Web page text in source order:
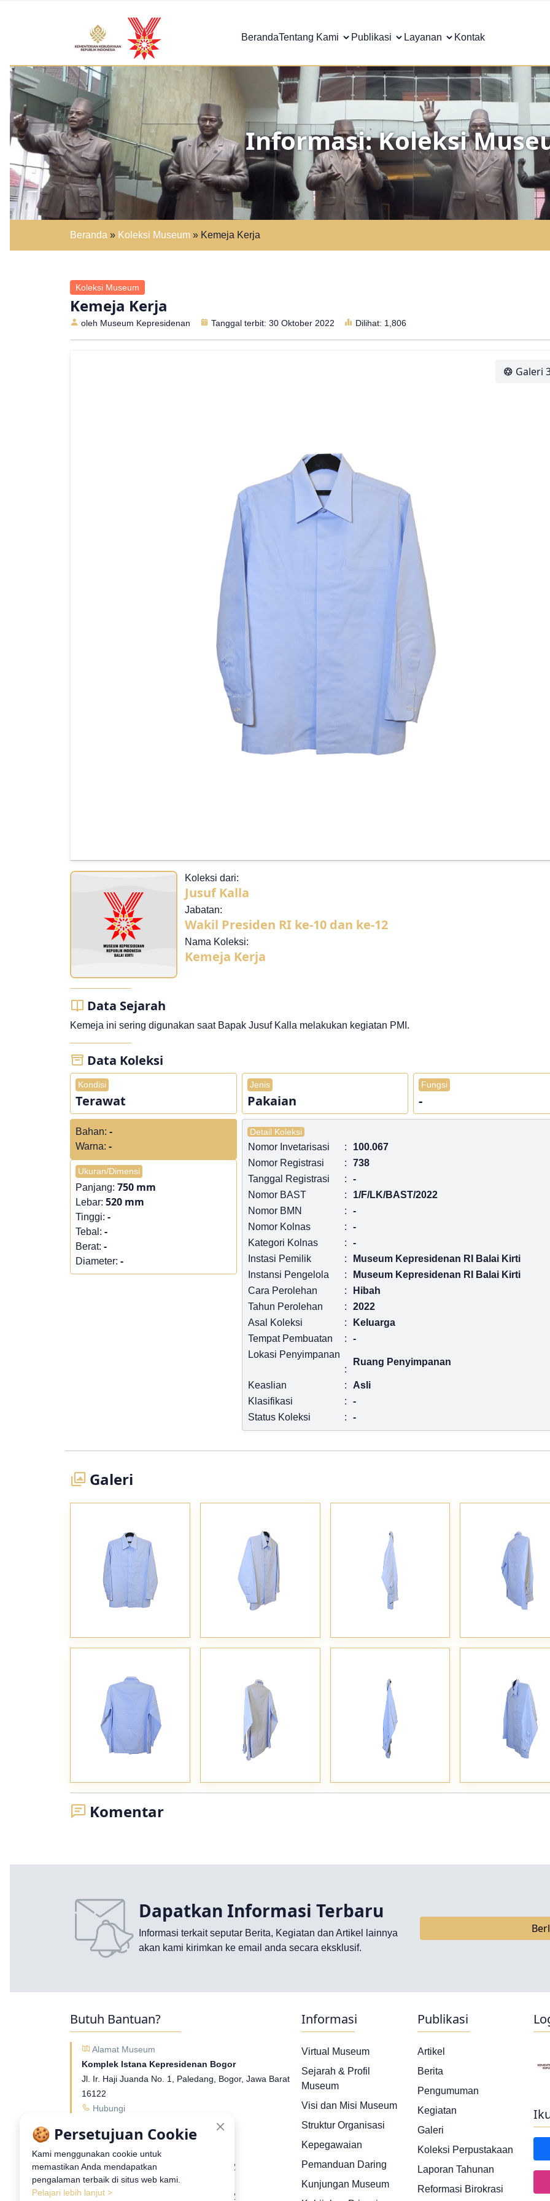
BerandaTentang Kami Publikasi Layanan Kontak
Informasi: Koleksi
Beranda » Koleksi Museum » Kemeja Kerja
Koleksi Museum
Kemeja Kerja
oleh Museum Kepresidenan Tanggal terbit: 30 Oktober 2022 Dilihat: 1,806
Galeri
Koleksi dari:
Jusuf Kalla
Jabatan:
Wakil Presiden RI ke-10 dan ke-12
Nama Koleksi:
Kemeja Kerja
Data Sejarah
Kemeja ini sering digunakan saat Bapak Jusuf Kalla melakukan kegiatan PMI.
Data Koleksi
Kondisi
Terawat
Jenis
Pakaian
Fungsi
-
Bahan: -
Warna: -
Ukuran/Dimensi
Panjang: 750 mm
Lebar: 520 mm
Tinggi: -
Tebal: -
Berat: -
Diameter: -
Detail Koleksi
Nomor Invetarisasi :
100.067
Nomor Registrasi
:
738
Tanggal Registrasi
:
-
Nomor BAST
:
1/F/LK/BAST/2022
Nomor BMN
:
-
Nomor Kolnas
:
-
Kategori Kolnas
:
-
Instasi Pemilik
:
Museum Kepresidenan RI Balai Kirti
Instansi Pengelola
:
Museum Kepresidenan RI Balai Kirti
Cara Perolehan
:
Hibah
Tahun Perolehan
:
2022
Asal Koleksi
:
Keluarga
Tempat Pembuatan
:
-
Lokasi Penyimpanan
:
Ruang Penyimpanan
Keaslian :
Asli
Klasifikasi
:
-
Status Koleksi
: -
Galeri
Komentar
Dapatkan Informasi Terbaru
Informasi terkait seputar Berita, Kegiatan dan Artikel lainnya
akan kami kirimkan ke email anda secara eksklusif.
Butuh Bantuan?
Alamat Museum
Komplek Istana Kepresidenan Bogor
Jl. Ir. Haji Juanda No. 1, Paledang, Bogor, Jawa Barat
16122
Hubungi
Whatsapp
Museum Kepresidenan RI - 1
Telepon/Whatsapp:
+6281211511622
Museum Kepresidenan RI - 2
Telepon/Whatsapp: +6281211511722
Informasi
Virtual Museum
Sejarah & Profil
Museum
Visi dan Misi Museum
Struktur Organisasi
Kepegawaian
Pemanduan Daring
Kunjungan Museum
Publikasi
Artikel
Berita
Pengumuman
Kegiatan
Galeri
Koleksi Perpustakaan
Laporan Tahunan
Reformasi Birokrasi
🍪 Persetujuan Cookie
Kami menggunakan cookie untuk
memastikan Anda mendapatkan
pengalaman terbaik di situs web kami.
Pelajari lebih lanjut >